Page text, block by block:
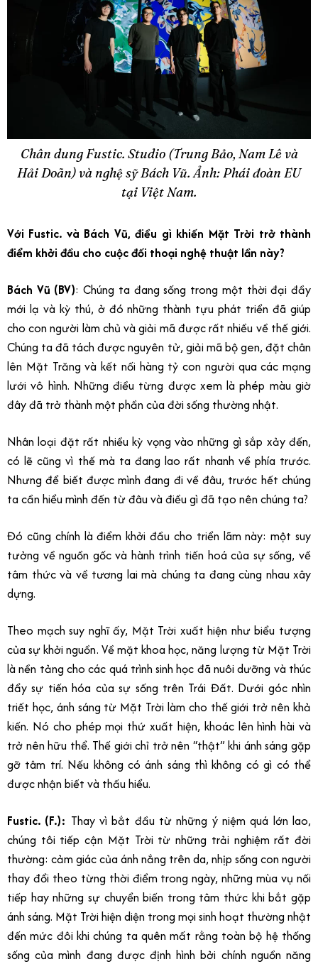
Chân dung Fustic. Studio (Trung Bảo, Nam Lê và
Hải Doãn)và nghệ sỹ Bách Vũ. Ảnh: Phái đoàn EU
tại Việt Nam.
Với Fustic. và Bách Vũ, điều gì khiến Mặt Trời trở thành
điểm khởi đầu cho cuộc đối thoại nghệ thuật lần này?
Bách Vũ (BV): Chúng ta đang sống trong một thời đại đầy
mới lạ và kỳ thú, ở đó những thành tựu phát triển đã giúp
cho con người làm chủ và giải mã được rất nhiều về thế giới.
Chúng ta đã tách được nguyên tử, giải mã bộ gen, đặt chân
lên Mặt Trăng và kết nối hàng tỷ con người qua các mạng
lưới vô hình. Những điều từng được xem là phép màu giờ
đây đã trở thành một phần của đời sống thường nhật.
Nhân loại đặt rất nhiều kỳ vọng vào những gì sắp xảy đến,
có lẽ cũng vì thế mà ta đang lao rất nhanh về phía trước.
Nhưng để biết được mình đang đi về đâu, trước hết chúng
ta cần hiểu mình đến từ đâu và điều gì đã tạo nên chúng ta?
Đó cũng chính là điểm khởi đầu cho triển lãm này: một suy
tưởng về nguồn gốc và hành trình tiến hoá của sự sống, về
tâm thức và về tương lai mà chúng ta đang cùng nhau xây
dựng.
Theo mạch suy nghĩ ấy, Mặt Trời xuất hiện như biểu tượng
của sự khởi nguồn. Về mặt khoa học, năng lượng từ Mặt Trời
là nền tảng cho các quá trình sinh học đã nuôi dưỡng và thúc
đẩy sự tiến hóa của sự sống trên Trái Đất. Dưới góc nhìn
triết học, ánh sáng từ Mặt Trời làm cho thế giới trở nên khả
kiến. Nó cho phép mọi thứ xuất hiện, khoác lên hình hài và
trở nên hữu thể. Thế giới chỉ trở nên “thật” khi ánh sáng gặp
gỡ tâm trí. Nếu không có ánh sáng thì không có gì có thể
được nhận biết và thấu hiểu.
Fustic. (F.): Thay vì bắt đầu từ những ý niệm quá lớn lao,
chúng tôi tiếp cận Mặt Trời từ những trải nghiệm rất đời
thường: cảm giác của ánh nắng trên da, nhịp sống con người
thay đổi theo từng thời điểm trong ngày, những mùa vụ nối
tiếp hay những sự chuyển biến trong tâm thức khi bắt gặp
ánh sáng. Mặt Trời hiện diện trong mọi sinh hoạt thường nhật
đến mức đôi khi chúng ta quên mất rằng toàn bộ hệ thống
sống của mình đang được định hình bởi chính nguồn năng